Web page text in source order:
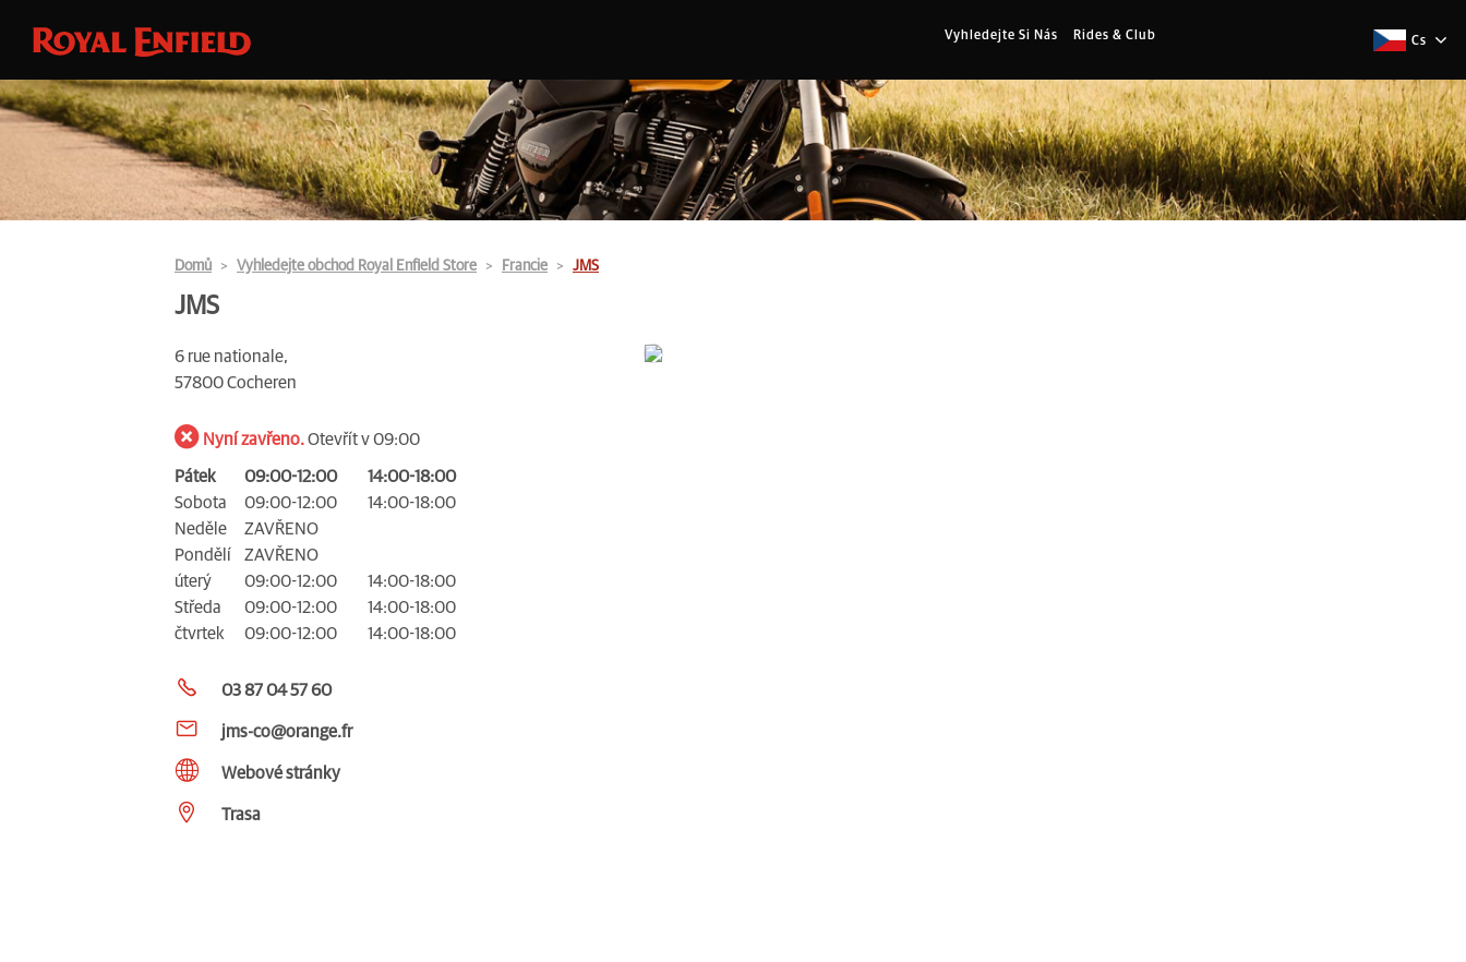
Vyhledejte Si Nás Rides & Club Cs
Domů Vyhledejte obchod Royal Enfield Store Francie JMS
JMS
6 rue nationale,
57800 Cocheren
Nyní zavřeno.Otevřít v 09:00
Pátek 09:00-12:00
14:00-18:00
Sobota
09:00-12:00
14:00-18:00
Neděle
ZAVŘENO
Pondělí
ZAVŘENO
úterý
09:00-12:00
14:00-18:00
Středa
09:00-12:00
14:00-18:00
čtvrtek
09:00-12:00 14:00-18:00
03 87 04 57 60
jms-co@orange.fr
Webové stránky
Trasa